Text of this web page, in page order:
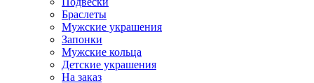
Браслеты
Мужские украшения
Запонки
Мужские кольца
Детские украшения
На заказ